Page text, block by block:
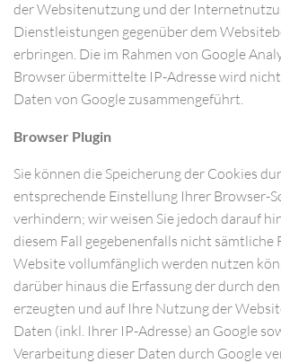
der Websitenutzung und der
Dienstleistungen gegenüber dem
erbringen. Die im Rahmen von Google
Browser übermittelte IP-Adresse wird
Daten von Google zusammengeführt.
Browser Plugin
Sie können die Speicherung der Cookies
entsprechende Einstellung Ihrer Browser-
verhindern; wir weisen Sie jedoch darauf
diesem Fall gegebenenfalls nicht
Website vollumfänglich werden nutzen
darüber hinaus die Erfassung der durch
erzeugten und auf Ihre Nutzung der
Daten (inkl. Ihrer IP-Adresse) an Google
Verarbeitung dieser Daten durch Google